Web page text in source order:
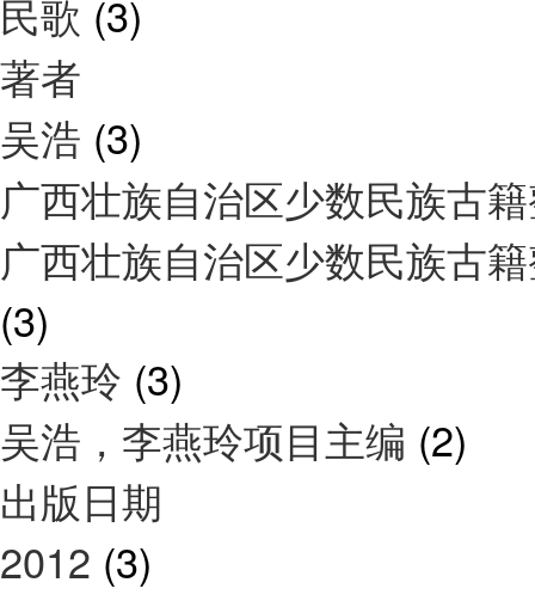
民歌 (3)
著者
吴浩 (3)
广西壮族自治区少数民族古
广西壮族自治区少数民族古
(3)
李燕玲 (3)
吴浩，李燕玲项目主编 (2)
出版日期
2012 (3)